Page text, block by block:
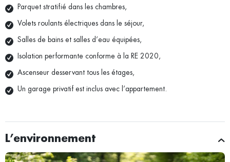
Parquet stratifié dans les chambres,
Volets roulants électriques dans le séjour,
Salles de bains et salles d’eau équipées,
Isolation performante conforme à la RE 2020,
Ascenseur desservant tous les étages,
Un garage privatif est inclus avec l’appartement.
L’environnement